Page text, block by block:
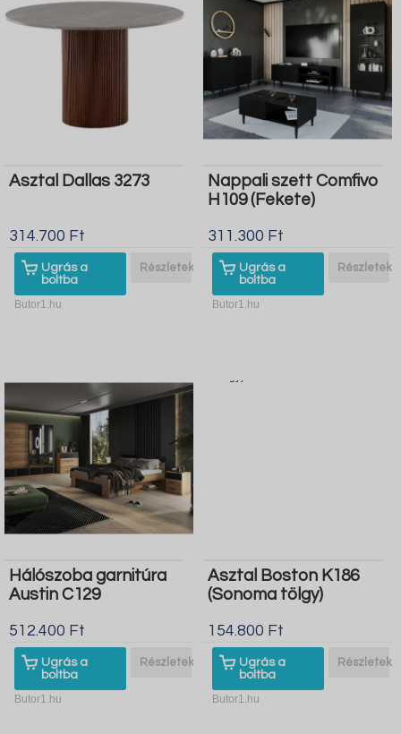
Asztal Dallas 3273
314.700 Ft
Ugrás a
boltba
Részletek
Butor1.hu
Nappali szett Comfivo
H109 (Fekete)
311.300 Ft
Ugrás a
boltba
Részletek
Butor1.hu
Hálószoba garnitúra
Austin C129
512.400 Ft
Ugrás a
boltba
Részletek
Butor1.hu
Asztal Boston K186
(Sonoma tölgy)
154.800 Ft
Ugrás a
boltba
Részletek
Butor1.hu